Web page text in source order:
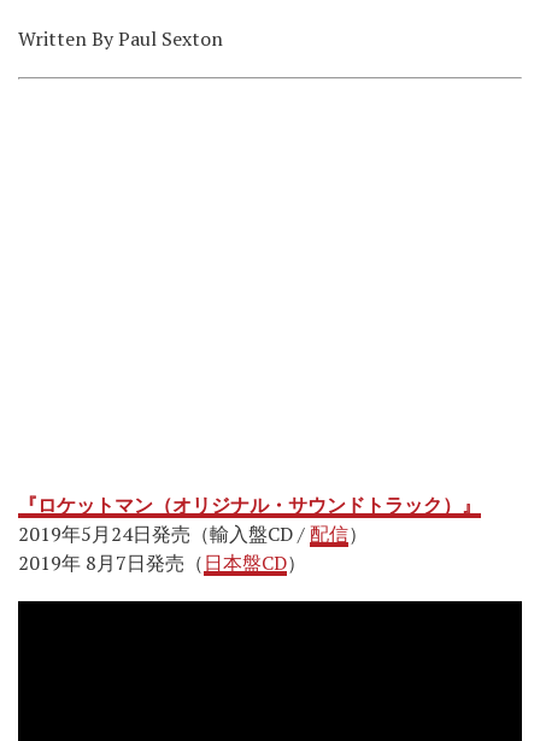
Written By Paul Sexton
『ロケットマン（オリジナル・サウンドトラック）』
2019年5月24日発売（輸入盤CD /配信）
2019年 8月7日発売（日本盤CD）